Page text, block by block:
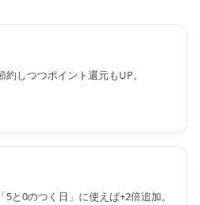
しつつポイント還元もUP。
と0のつく日」に使えば+2倍追加。